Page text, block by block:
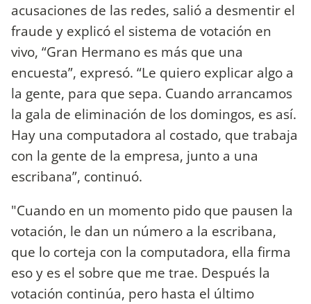
acusaciones de las redes, salió a desmentir el
fraude y explicó el sistema de votación en
vivo, “Gran Hermano es más que una
encuesta”, expresó. “Le quiero explicar algo a
la gente, para que sepa. Cuando arrancamos
la gala de eliminación de los domingos, es así.
Hay una computadora al costado, que trabaja
con la gente de la empresa, junto a una
escribana”, continuó.
"Cuando en un momento pido que pausen la
votación, le dan un número a la escribana,
que lo corteja con la computadora, ella firma
eso y es el sobre que me trae. Después la
votación continúa, pero hasta el último